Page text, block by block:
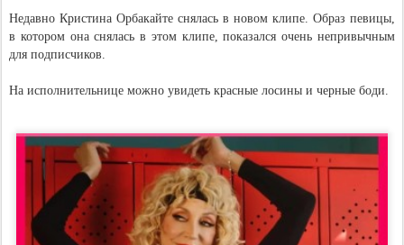
Недавно Кристина Орбакайте снялась в новом клипе. Образ певицы,
в котором она снялась в этом клипе, показался очень непривычным
для подписчиков.
На исполнительнице можно увидеть красные лосины и черные боди.